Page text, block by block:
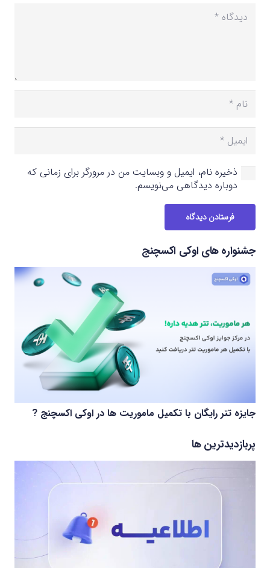
ذخیره نام، ایمیل و وبسایت من در مرورگر برای زمانی که
دوباره دیدگاهی می‌نویسم.
فرستادن دیدگاه
جشنواره های اوکی اکسچنج
جایزه تتر رایگان با تکمیل ماموریت ها در اوکی اکسچنج ?
پربازدیدترین ها